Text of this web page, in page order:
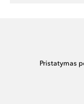
Pristatymas